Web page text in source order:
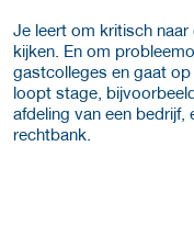
Je leert om kritisch
kijken. En om
gastcolleges en gaat
loopt stage,
afdeling van een
rechtbank.